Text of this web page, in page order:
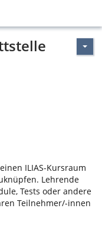
ILIAS-Kursraum
Lehrende
Tests oder andere
Teilnehmer/-innen